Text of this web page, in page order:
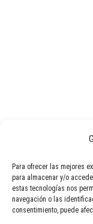
Para ofrecer las mejores
para almacenar y/o
estas tecnologías nos
navegación o las
consentimiento, puede
Aviso Legal